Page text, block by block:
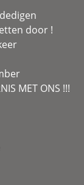
door !
MET ONS !!!